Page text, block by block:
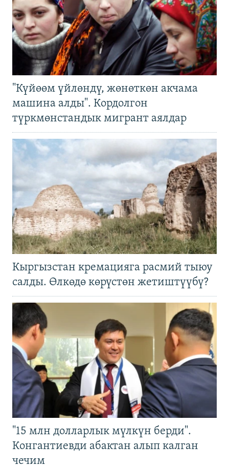
"Күйөөм үйлөндү, жөнөткөн акчама
машина алды". Кордолгон
түркмөнстандык мигрант аялдар
Кыргызстан кремацияга расмий тыюу
салды. Өлкөдө көрүстөн жетиштүүбү?
"15 млн долларлык мүлкүн берди".
Конгантиевди абактан алып калган
чечим